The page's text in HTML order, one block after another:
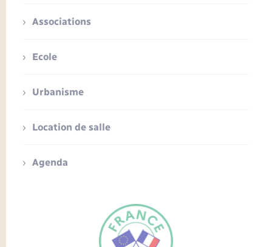
Associations
Ecole
Urbanisme
Location de salle
Agenda